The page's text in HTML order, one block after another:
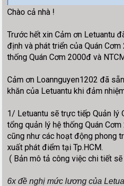
Chào cả nhà !
Trước hết xin Cảm ơn Letuantu
định và phát triển của Quán
thống Quán Cơm 2000đ và
Cảm ơn Loannguyen1202 đã
khăn của Letuantu khi đảm
1/ Letuantu sẽ trực tiếp Quản lý
tổng quản lý hệ thống Quán
cũng như các hoạt động phong
xuất phát điểm tại Tp.HCM.
( Bản mô tả công việc chi tiết
6x đềnghị mức lương của